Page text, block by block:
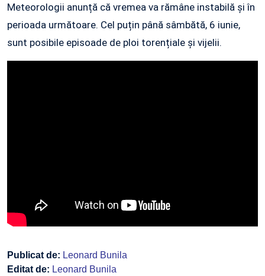
Meteorologii anunță că vremea va rămâne instabilă și în
perioada următoare. Cel puțin până sâmbătă, 6 iunie,
sunt posibile episoade de ploi torențiale și vijelii.
Publicat de: Leonard Bunila
Editat de: Leonard Bunila